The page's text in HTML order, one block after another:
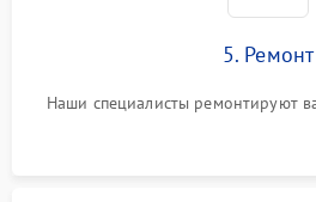
5. Ремонт
Наши специалисты ремонтируют